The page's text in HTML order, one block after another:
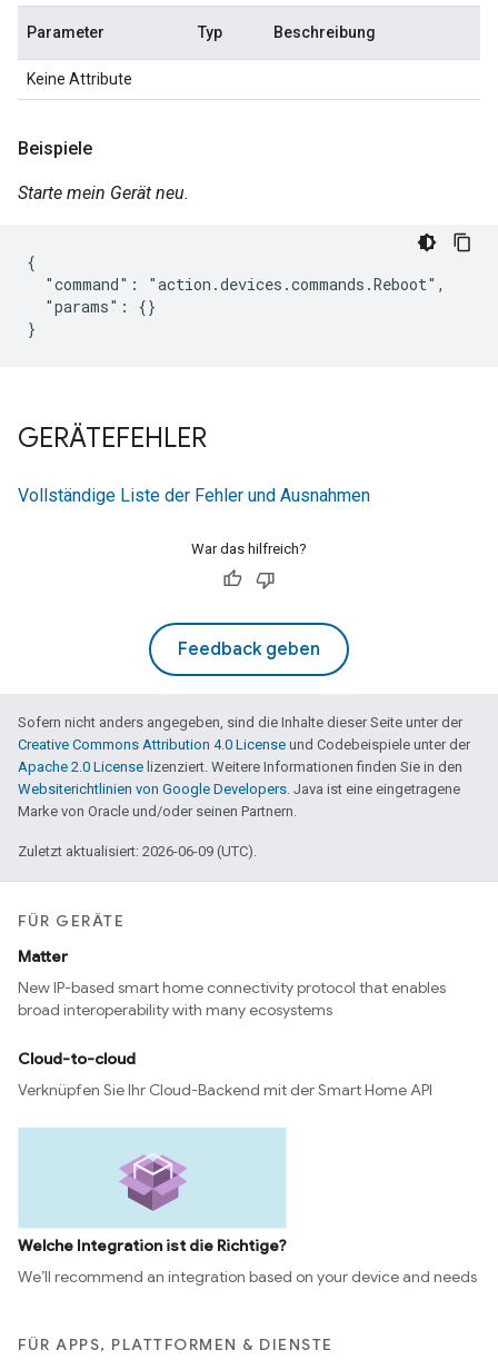
Parameter Typ Beschreibung
Keine Attribute
Beispiele
Starte mein Gerät neu.
{
  "command": "action.devices.commands.Reboot",
  "params": {}
}
GERÄTEFEHLER
Vollständige Liste der Fehler und Ausnahmen
War das hilfreich?
Feedback geben
Sofern nicht anders angegeben, sind die Inhalte dieser Seite unter der
Creative Commons Attribution 4.0 License und Codebeispiele unter der
Apache 2.0 License lizenziert. Weitere Informationen finden Sie in den
Websiterichtlinien von Google Developers. Java ist eine eingetragene
Marke von Oracle und/oder seinen Partnern.
Zuletzt aktualisiert: 2026-06-09 (UTC).
FÜR GERÄTE
Matter
New IP-based smart home connectivity protocol that enables
broad interoperability with many ecosystems
Cloud-to-cloud
Verknüpfen Sie Ihr Cloud-Backend mit der Smart Home API
Welche Integration ist die Richtige?
We’ll recommend an integration based on your device and needs
FÜR APPS, PLATTFORMEN & DIENSTE